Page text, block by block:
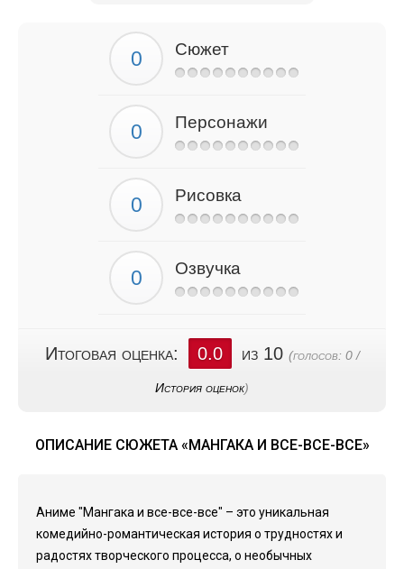
Сюжет
Персонажи
Рисовка
Озвучка
Итоговая оценка: 0.0 из 10 (голосов: 0/
История оценок)
ОПИСАНИЕ СЮЖЕТА «МАНГАКА И ВСЕ-ВСЕ-ВСЕ»
Аниме "Мангака и все-все-все" – это уникальная
комедийно-романтическая история о трудностях и
радостях творческого процесса, о необычных